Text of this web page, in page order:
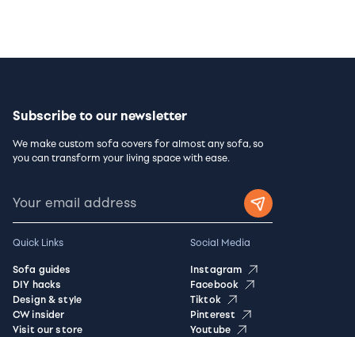
Subscribe to our newsletter
We make custom sofa covers for almost any sofa, so
you can transform your living space with ease.
Quick Links
Sofa guides
DIY hacks
Design & style
CW insider
Visit our store
Social Media
Instagram
Facebook
Tiktok
Pinterest
Youtube